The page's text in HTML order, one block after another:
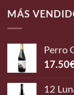
MÁS
Perro
17.50
12